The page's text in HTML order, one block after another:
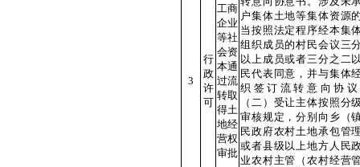
3
行
政
许
可
工商
企业
等社
会资
本通
过流
转取
得土
地经
营权
审批
户集体土地等集体资源
当按照法定程序经本集
组织成员的村民会议三
以上成员或者三分之二
民代表同意，并与集体
织签订流转意向协
（二）受让主体按照分
审核规定，分别向乡（
民政府农村土地承包管
或者县级以上地方人民
业农村主管（农村经营